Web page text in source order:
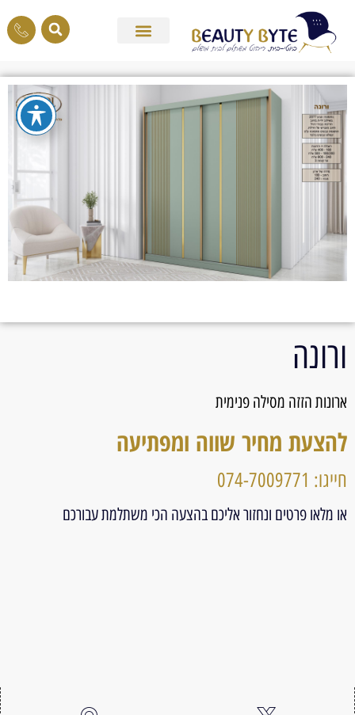
ורונה
ארונות הזזה מסילה פנימית
להצעת מחיר שווה ומפתיעה
חייגו: 074-7009771
או מלאו פרטים ונחזור אליכם בהצעה הכי משתלמת עבורכם